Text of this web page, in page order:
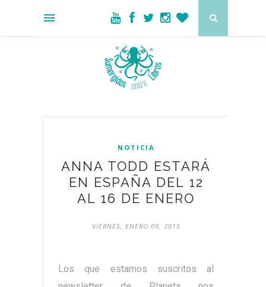
NOTICIA
ANNA TODD ESTARÁ
EN ESPAÑA DEL 12
AL 16 DE ENERO
VIERNES, ENERO 09, 2015
Los que estamos suscritos al